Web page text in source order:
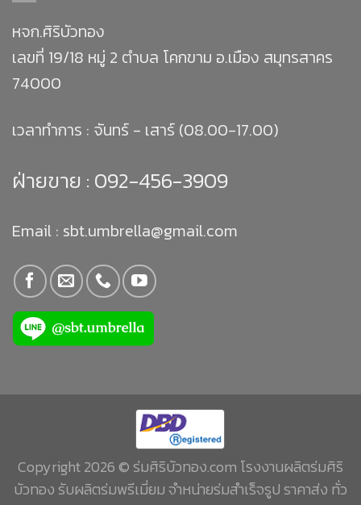
หจก.ศิริบัวทอง
เลขที่ 19/18 หมู่ 2 ตำบล โคกขาม อ.เมือง สมุทรสาคร
74000
เวลาทำการ : จันทร์ - เสาร์ (08.00-17.00)
ฝ่ายขาย : 092-456-3909
Email : sbt.umbrella@gmail.com
Copyright 2026 © ร่มศิริบัวทอง.com โรงงานผลิตร่มศิริ
บัวทอง รับผลิตร่มพรีเมี่ยม จำหน่ายร่มสำเร็จรูป ราคาส่ง ทั่ว